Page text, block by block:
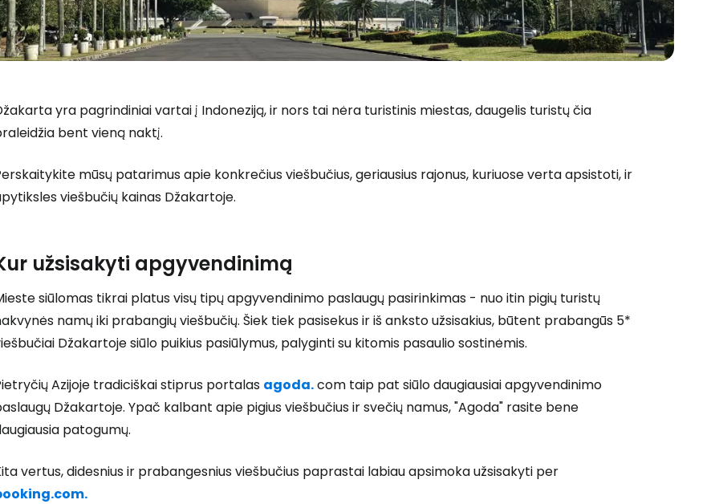
yra pagrindiniai vartai į Indoneziją, ir nors tai nėra turistinis miestas, daugelis turistų čia
bent vieną naktį.
mūsų patarimus apie konkrečius viešbučius, geriausius rajonus, kuriuose verta apsistoti, ir
viešbučių kainas Džakartoje.
užsisakyti apgyvendinimą
siūlomas tikrai platus visų tipų apgyvendinimo paslaugų pasirinkimas - nuo itin pigių turistų
namų iki prabangių viešbučių. Šiek tiek pasisekus ir iš anksto užsisakius, būtent prabangūs 5*
Džakartoje siūlo puikius pasiūlymus, palyginti su kitomis pasaulio sostinėmis.
Azijoje tradiciškai stiprus portalas agoda.com taip pat siūlo daugiausiai apgyvendinimo
Džakartoje. Ypač kalbant apie pigius viešbučius ir svečių namus, "Agoda" rasite bene
patogumų.
vertus, didesnius ir prabangesnius viešbučius paprastai labiau apsimoka užsisakyti per